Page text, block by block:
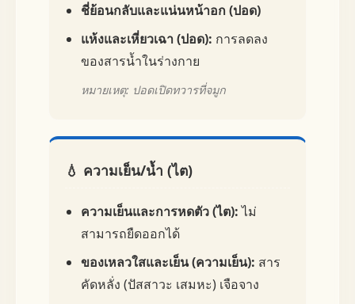
ชี่ย้อนกลับและแน่นหน้าอก (ปอด)
แห้งและเหี่ยวเฉา (ปอด): การลดลง
ของสารน้ำในร่างกาย
หมายเหตุ: ปอดเปิดทวารที่จมูก
💧 ความเย็น/น้ำ (ไต)
ความเย็นและการหดตัว (ไต):ไม่
สามารถยืดออกได้
ของเหลวใสและเย็น (ความเย็น): สาร
คัดหลั่ง (ปัสสาวะ เสมหะ) เจือจาง